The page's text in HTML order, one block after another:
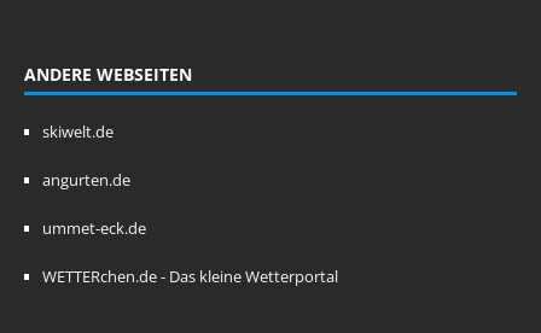
ANDERE WEBSEITEN
skiwelt.de
angurten.de
ummet-eck.de
WETTERchen.de - Das kleine Wetterportal